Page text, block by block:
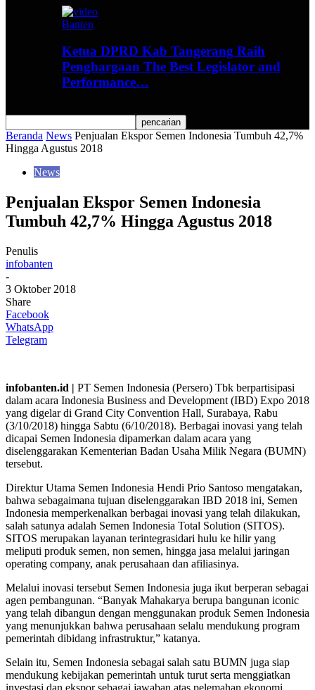
Banten
Ketua DPRD Kab Tangerang Raih
Penghargaan The Best Legislator and
Performance…
Beranda News Penjualan Ekspor Semen Indonesia Tumbuh 42,7%
Hingga Agustus 2018
News
Penjualan Ekspor Semen Indonesia
Tumbuh 42,7% Hingga Agustus 2018
Penulis
infobanten
-
3 Oktober 2018
Share
Facebook
WhatsApp
Telegram
infobanten.id | PT Semen Indonesia (Persero) Tbk berpartisipasi
dalam acara Indonesia Business and Development (IBD) Expo 2018
yang digelar di Grand City Convention Hall, Surabaya, Rabu
(3/10/2018) hingga Sabtu (6/10/2018). Berbagai inovasi yang telah
dicapai Semen Indonesia dipamerkan dalam acara yang
diselenggarakan Kementerian Badan Usaha Milik Negara (BUMN)
tersebut.
Direktur Utama Semen Indonesia Hendi Prio Santoso mengatakan,
bahwa sebagaimana tujuan diselenggarakan IBD 2018 ini, Semen
Indonesia memperkenalkan berbagai inovasi yang telah dilakukan,
salah satunya adalah Semen Indonesia Total Solution (SITOS).
SITOS merupakan layanan terintegrasidari hulu ke hilir yang
meliputi produk semen, non semen, hingga jasa melalui jaringan
operating company, anak perusahaan dan afiliasinya.
Melalui inovasi tersebut Semen Indonesia juga ikut berperan sebagai
agen pembangunan. “Banyak Mahakarya berupa bangunan iconic
yang telah dibangun dengan menggunakan produk Semen Indonesia
yang menunjukkan bahwa perusahaan selalu mendukung program
pemerintah dibidang infrastruktur,” katanya.
Selain itu, Semen Indonesia sebagai salah satu BUMN juga siap
mendukung kebijakan pemerintah untuk turut serta menggiatkan
investasi dan ekspor sebagai jawaban atas pelemahan ekonomi